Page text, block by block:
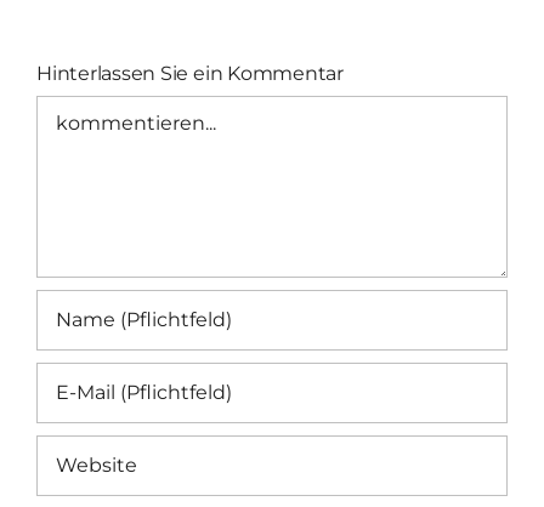
Hinterlassen Sie ein Kommentar
Kommentar